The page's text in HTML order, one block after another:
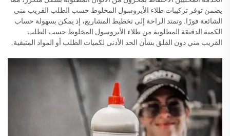
يضمن توفر تركيبات طلاء الأيروسول المخلوط حسب الطلب القريب مني
الشائعة فورًا. وتمتد الراحة إلى تخطيط المشاريع، إذ يمكن بسهولة حساب
الكمية الدقيقة المطلوبة من طلاء الأيروسول المخلوط حسب الطلب
القريب مني دون القلق بشأن الحد الأدنى لكميات الطلب أو المواد المتبقية.